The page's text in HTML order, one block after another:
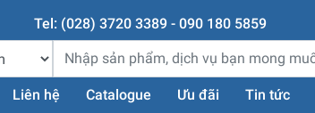
Tel: (028) 3720 3389 - 090 180 5859
Liên hệ Catalogue Ưu đãi Tin tức